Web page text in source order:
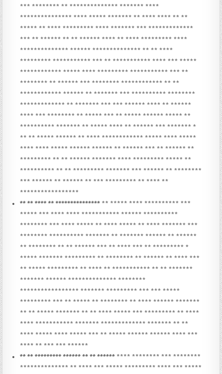
*** ******** ** ************** ******* ****
*************** **** ***** ******* ** **** **** ** **
***** ** **** ********* **** ******* *** *************
*** ** ****** ** ** ****** **** ** **** ********* ****
************** ****** ************** ** ** ****
********* *********** *** ** *********** **** *** *****
************ ***** **** ********* *********** *** **
******** ** ****** *** ******** ************ ** **
************ ****** ** ******* *** ********** ********
************* ** ******* *** *** ****** **** ** ******
**** *** ******** ** ***** *** ** ***** ****** ***** **
********** ******* ** ***** **** ** ****** *** ******* *
** ** ***** ****** ** **** ************ ***** **** *****
**** **** ***** ****** ****** ** ****** *** ** ****** **
********* ** ** ****** ******* **** ********* ***** **
********** ** ** ********* ******* *** ****** ** ********
*** ****** ** ****** ** *** ********* ** **** **
*****************
** ** **** ** *************** ** ***** **** ********** ***
***** *** **** **** *********** ****** **********
******** *** **** ***** ** **** ***** ** **** ******* ***
******** ********** ******* ** ******* ****** ** ******
** ******** ** ** ****** *** ** **** *** ** ********* *
***** ******* ********* ** ******** ** ****** ** **** ***
** ***** ********* ** **** ** *********** ** ** *******
******* ****** ************** ********
***************** ******* ********* *** *** *****
********* *** ** ***** ** ******** ** **** ****** *******
** ** ***** ******* ** ** **** ***** *** ********* ** ****
**** *********** ******* ************* ******* ** **
**** ***** **** ***** *** ** ***** ****** ****** **** ***
**** ** *** *** ******
** ** ********* ****** ** ** ****** **** ******** *** ********
************** ** **** *** ***** ********* **** *** *****